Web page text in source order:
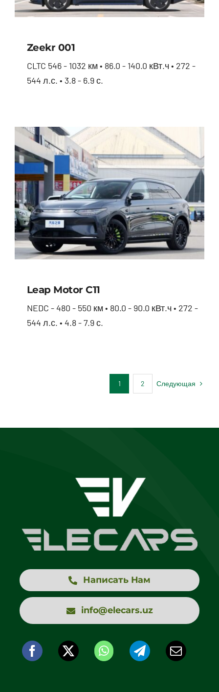
Zeekr 001
CLTC 546 - 1032 км • 86.0 - 140.0 кВт.ч • 272 -
544 л.с. • 3.8 - 6.9 с.
Leap Motor С11
NEDC - 480 - 550 км • 80.0 - 90.0 кВт.ч • 272 -
544 л.с. • 4.8 - 7.9 с.
1 2 Следующая
Написать Нам
info@elecars.uz